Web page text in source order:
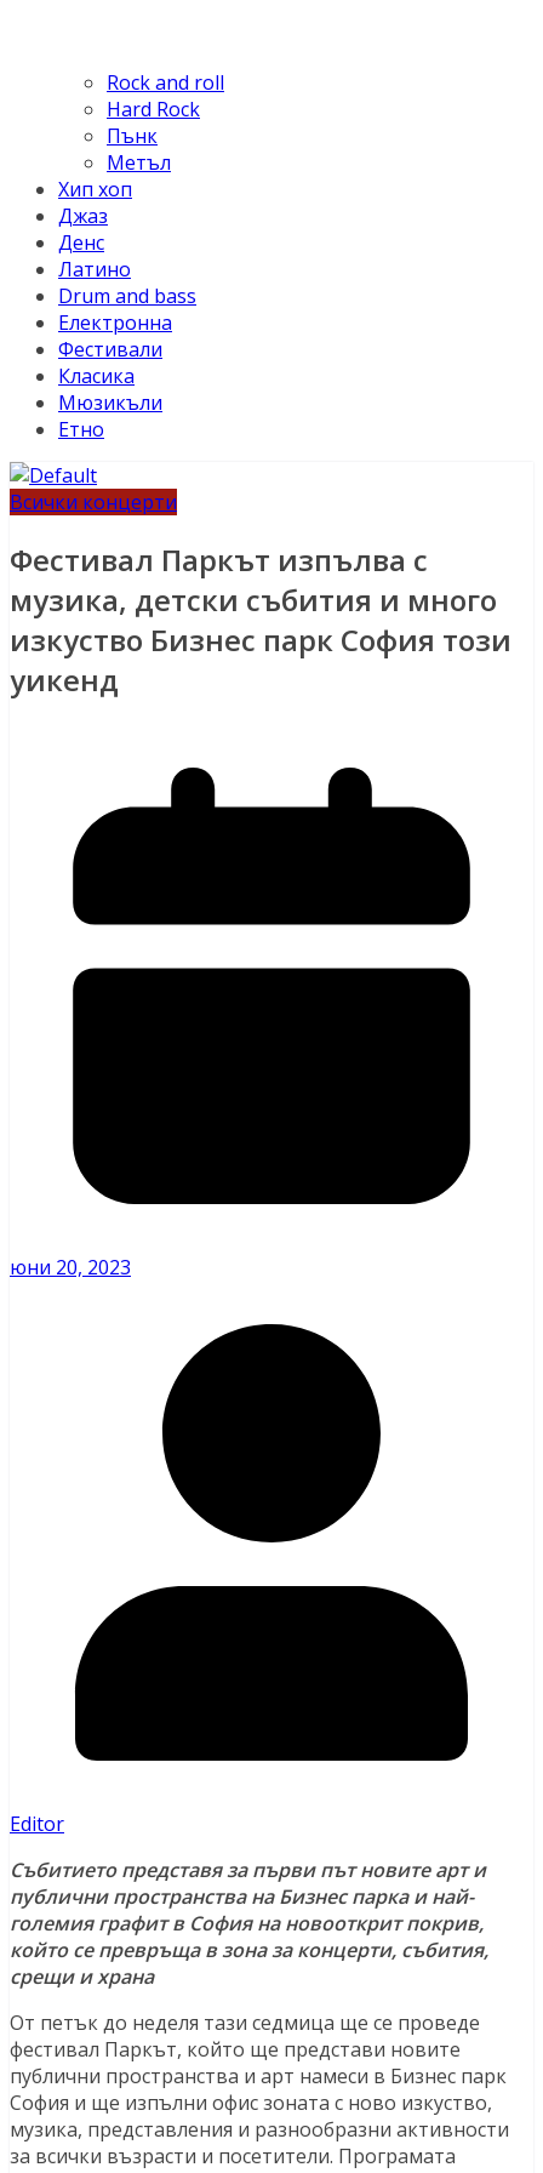
Rock and roll
Hard Rock
Пънк
Метъл
Хип хоп
Джаз
Денс
Латино
Drum and bass
Електронна
Фестивали
Класика
Мюзикъли
Етно
Всички концерти
Фестивал Паркът изпълва с
музика, детски събития и много
изкуство Бизнес парк София този
уикенд
юни 20, 2023
Editor
Събитието представя за първи път новите арт и
публични пространства на Бизнес парка и най-
големия графит в София на новооткрит покрив,
който се превръща в зона за концерти, събития,
срещи и храна
От петък до неделя тази седмица ще се проведе
фестивал Паркът, който ще представи новите
публични пространства и арт намеси в Бизнес парк
София и ще изпълни офис зоната с ново изкуство,
музика, представления и разнообразни активности
за всички възрасти и посетители. Програмата